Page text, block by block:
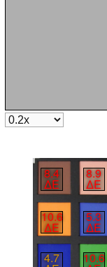
8.4
∆E
8.9
∆E
10.6
∆E
5.3
∆E
4.7
10.6